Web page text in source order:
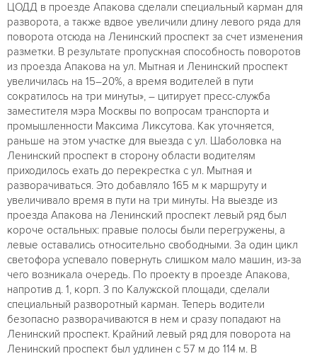
ЦОДД в проезде Апакова сделали специальный карман для
разворота, а также вдвое увеличили длину левого ряда для
поворота отсюда на Ленинский проспект за счет изменения
разметки. В результате пропускная способность поворотов
из проезда Апакова на ул. Мытная и Ленинский проспект
увеличилась на 15–20%, а время водителей в пути
сократилось на три минуты», – цитирует пресс-служба
заместителя мэра Москвы по вопросам транспорта и
промышленности Максима Ликсутова. Как уточняется,
раньше на этом участке для выезда с ул. Шаболовка на
Ленинский проспект в сторону области водителям
приходилось ехать до перекрестка с ул. Мытная и
разворачиваться. Это добавляло 165 м к маршруту и
увеличивало время в пути на три минуты. На выезде из
проезда Апакова на Ленинский проспект левый ряд был
короче остальных: правые полосы были перегружены, а
левые оставались относительно свободными. За один цикл
светофора успевало повернуть слишком мало машин, из-за
чего возникала очередь. По проекту в проезде Апакова,
напротив д. 1, корп. 3 по Калужской площади, сделали
специальный разворотный карман. Теперь водители
безопасно разворачиваются в нем и сразу попадают на
Ленинский проспект. Крайний левый ряд для поворота на
Ленинский проспект был удлинен с 57 м до 114 м. В